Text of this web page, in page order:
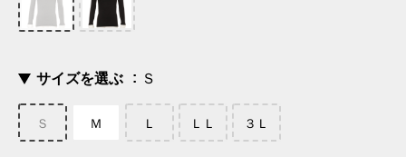
サイズを選ぶ Ｓ
Ｓ Ｍ Ｌ ＬＬ ３Ｌ